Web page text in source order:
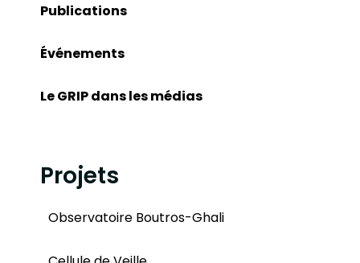
Publications
Événements
Le GRIP dans les médias
Projets
Observatoire Boutros-Ghali